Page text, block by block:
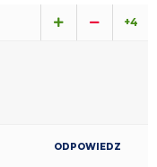
+4
ODPOWIEDZ